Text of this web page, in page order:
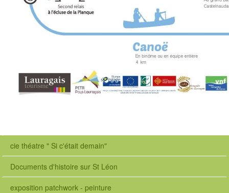
cie théatre " Si c'était demain"
Documents d'histoire sur St Léon
exposition patchwork - peinture